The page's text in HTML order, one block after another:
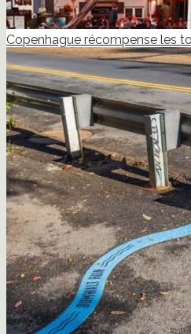
Copenhague récompense les